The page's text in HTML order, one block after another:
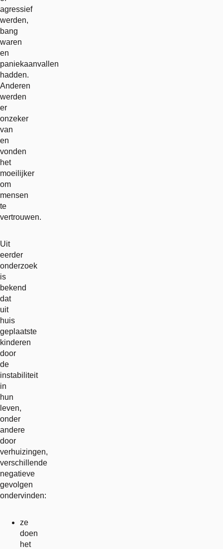
agressief
werden,
bang
waren
en
paniekaanvallen
hadden.
Anderen
werden
er
onzeker
van
en
vonden
het
moeilijker
om
mensen
te
vertrouwen.
Uit
eerder
onderzoek
is
bekend
dat
uit
huis
geplaatste
kinderen
door
de
instabiliteit
in
hun
leven,
onder
andere
door
verhuizingen,
verschillende
negatieve
gevolgen
ondervinden:
ze
doen
het